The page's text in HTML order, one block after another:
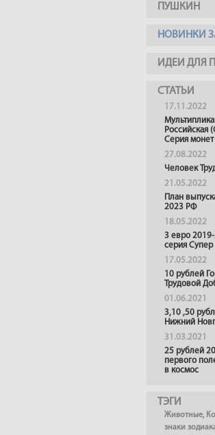
ПУШКИН
НОВИНКИ
ИДЕИ ДЛЯ
СТАТЬИ
17.11.2022
Российская
Серия монет
27.08.2022
Человек
21.05.2022
План
2023 РФ
18.05.2022
3 евро
серия
17.05.2022
10 рублей
Трудовой
01.06.2021
3,10 ,50
Нижний
31.03.2021
25 рублей
первого
в космос
ТЭГИ
Животные,
знаки